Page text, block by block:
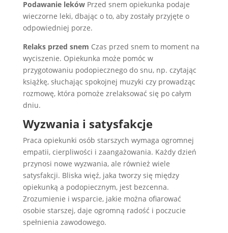
Podawanie lekówPrzed snem opiekunka podaje
wieczorne leki, dbając o to, aby zostały przyjęte o
odpowiedniej porze.
Relaks przed snem Czas przed snem to moment na
wyciszenie. Opiekunka może pomóc w
przygotowaniu podopiecznego do snu, np. czytając
książkę, słuchając spokojnej muzyki czy prowadząc
rozmowę, która pomoże zrelaksować się po całym
dniu.
Wyzwania i satysfakcje
Praca opiekunki osób starszych wymaga ogromnej
empatii, cierpliwości i zaangażowania. Każdy dzień
przynosi nowe wyzwania, ale również wiele
satysfakcji. Bliska więź, jaka tworzy się między
opiekunką a podopiecznym, jest bezcenna.
Zrozumienie i wsparcie, jakie można ofiarować
osobie starszej, daje ogromną radość i poczucie
spełnienia zawodowego.